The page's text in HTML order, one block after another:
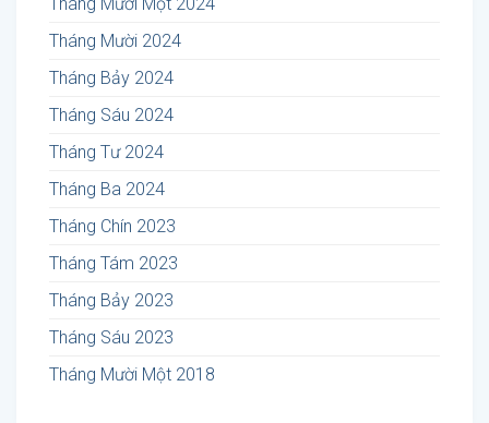
Tháng Mười 2024
Tháng Bảy 2024
Tháng Sáu 2024
Tháng Tư 2024
Tháng Ba 2024
Tháng Chín 2023
Tháng Tám 2023
Tháng Bảy 2023
Tháng Sáu 2023
Tháng Mười Một 2018